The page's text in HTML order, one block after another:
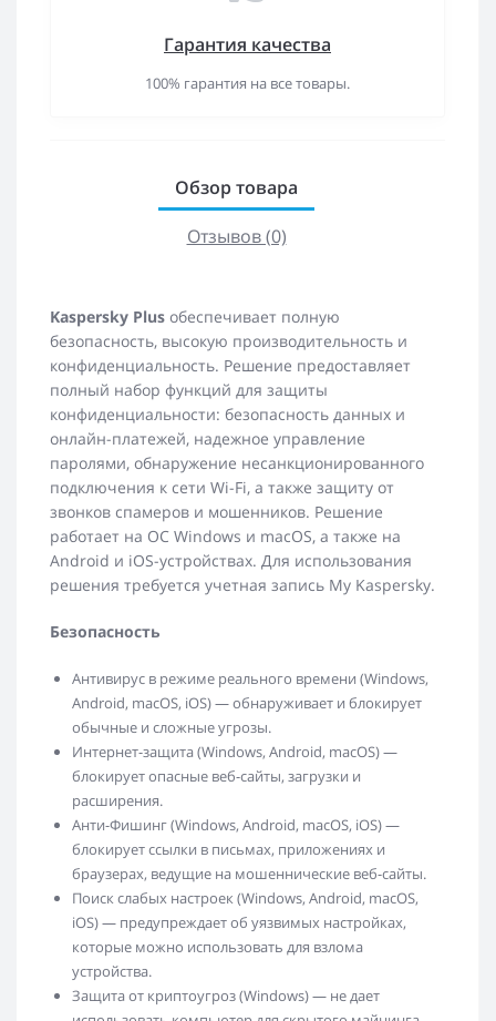
Гарантия качества
100% гарантия на все товары.
Обзор товара
Отзывов (0)
Kaspersky Plus обеспечивает полную
безопасность, высокую производительность и
конфиденциальность. Решение предоставляет
полный набор функций для защиты
конфиденциальности: безопасность данных и
онлайн-платежей, надежное управление
паролями, обнаружение несанкционированного
подключения к сети Wi-Fi, а также защиту от
звонков спамеров и мошенников. Решение
работает на ОС Windows и macOS, а также на
Android и iOS-устройствах. Для использования
решения требуется учетная запись My Kaspersky.
Безопасность
Антивирус в режиме реального времени (Windows,
Android, macOS, iOS) — обнаруживает и блокирует
обычные и сложные угрозы.
Интернет-защита (Windows, Android, macOS) —
блокирует опасные веб-сайты, загрузки и
расширения.
Анти-Фишинг (Windows, Android, macOS, iOS) —
блокирует ссылки в письмах, приложениях и
браузерах, ведущие на мошеннические веб-сайты.
Поиск слабых настроек (Windows, Android, macOS,
iOS) — предупреждает об уязвимых настройках,
которые можно использовать для взлома
устройства.
Защита от криптоугроз (Windows) — не дает